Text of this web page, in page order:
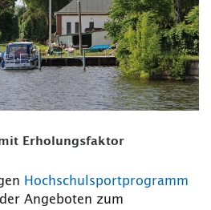
Erholungsfaktor
Hochschulsportprogramm
Angeboten zum